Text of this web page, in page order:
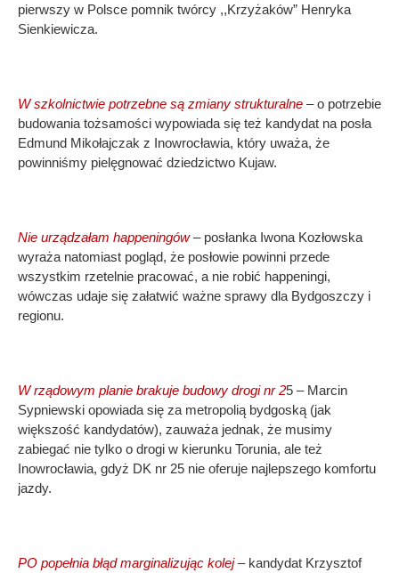
pierwszy w Polsce pomnik twórcy ,,Krzyżaków” Henryka
Sienkiewicza.
W szkolnictwie potrzebne są zmiany strukturalne – o potrzebie
budowania tożsamości wypowiada się też kandydat na posła
Edmund Mikołajczak z Inowrocławia, który uważa, że
powinniśmy pielęgnować dziedzictwo Kujaw.
Nie urządzałam happeningów– posłanka Iwona Kozłowska
wyraża natomiast pogląd, że posłowie powinni przede
wszystkim rzetelnie pracować, a nie robić happeningi,
wówczas udaje się załatwić ważne sprawy dla Bydgoszczy i
regionu.
W rządowym planie brakuje budowy drogi nr 25 – Marcin
Sypniewski opowiada się za metropolią bydgoską (jak
większość kandydatów), zauważa jednak, że musimy
zabiegać nie tylko o drogi w kierunku Torunia, ale też
Inowrocławia, gdyż DK nr 25 nie oferuje najlepszego komfortu
jazdy.
PO popełnia błąd marginalizując kolej– kandydat Krzysztof